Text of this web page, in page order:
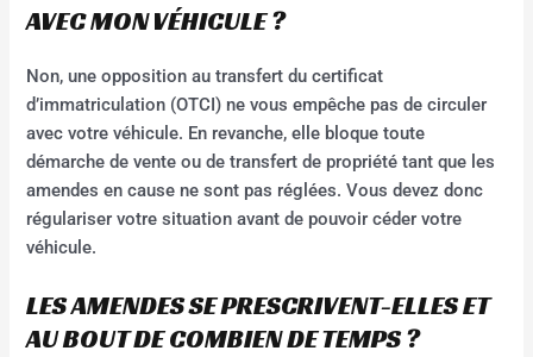
AVEC MON VÉHICULE ?
Non, une opposition au transfert du certificat
d’immatriculation (OTCI) ne vous empêche pas de circuler
avec votre véhicule. En revanche, elle bloque toute
démarche de vente ou de transfert de propriété tant que les
amendes en cause ne sont pas réglées. Vous devez donc
régulariser votre situation avant de pouvoir céder votre
véhicule.
LES AMENDES SE PRESCRIVENT-ELLES ET
AU BOUT DE COMBIEN DE TEMPS ?